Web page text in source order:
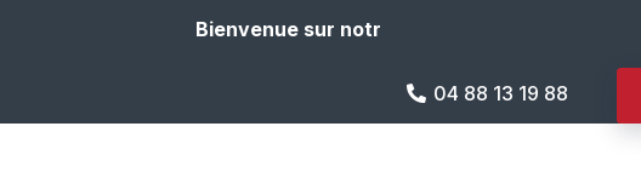
Bienvenue sur notre site internet !
04 88 13 19 88